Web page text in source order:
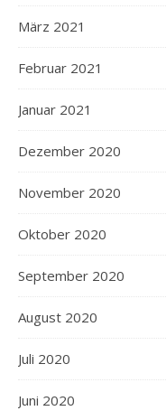
März 2021
Februar 2021
Januar 2021
Dezember 2020
November 2020
Oktober 2020
September 2020
August 2020
Juli 2020
Juni 2020